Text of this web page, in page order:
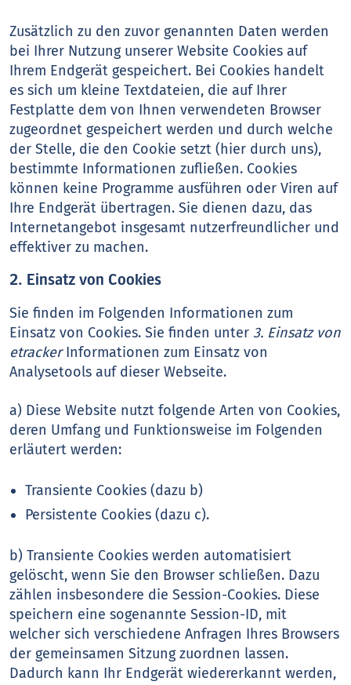
Zusätzlich zu den zuvor genannten Daten werden
bei Ihrer Nutzung unserer Website Cookies auf
Ihrem Endgerät gespeichert. Bei Cookies handelt
es sich um kleine Textdateien, die auf Ihrer
Festplatte dem von Ihnen verwendeten Browser
zugeordnet gespeichert werden und durch welche
der Stelle, die den Cookie setzt (hier durch uns),
bestimmte Informationen zufließen. Cookies
können keine Programme ausführen oder Viren auf
Ihre Endgerät übertragen. Sie dienen dazu, das
Internetangebot insgesamt nutzerfreundlicher und
effektiver zu machen.
2. Einsatz von Cookies
Sie finden im Folgenden Informationen zum
Einsatz von Cookies. Sie finden unter3. Einsatz von
etrackerInformationen zum Einsatz von
Analysetools auf dieser Webseite.
a) Diese Website nutzt folgende Arten von Cookies,
deren Umfang und Funktionsweise im Folgenden
erläutert werden:
Transiente Cookies (dazu b)
Persistente Cookies (dazu c).
b) Transiente Cookies werden automatisiert
gelöscht, wenn Sie den Browser schließen. Dazu
zählen insbesondere die Session-Cookies. Diese
speichern eine sogenannte Session-ID, mit
welcher sich verschiedene Anfragen Ihres Browsers
der gemeinsamen Sitzung zuordnen lassen.
Dadurch kann Ihr Endgerät wiedererkannt werden,